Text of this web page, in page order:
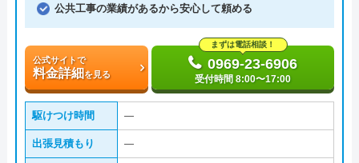
公共工事の業績があるから安心して頼める
公式サイトで
料金詳細を見る
まずは電話相談！
0969-23-6906
受付時間 8:00〜17:00
駆けつけ時間 ―
出張見積もり ―